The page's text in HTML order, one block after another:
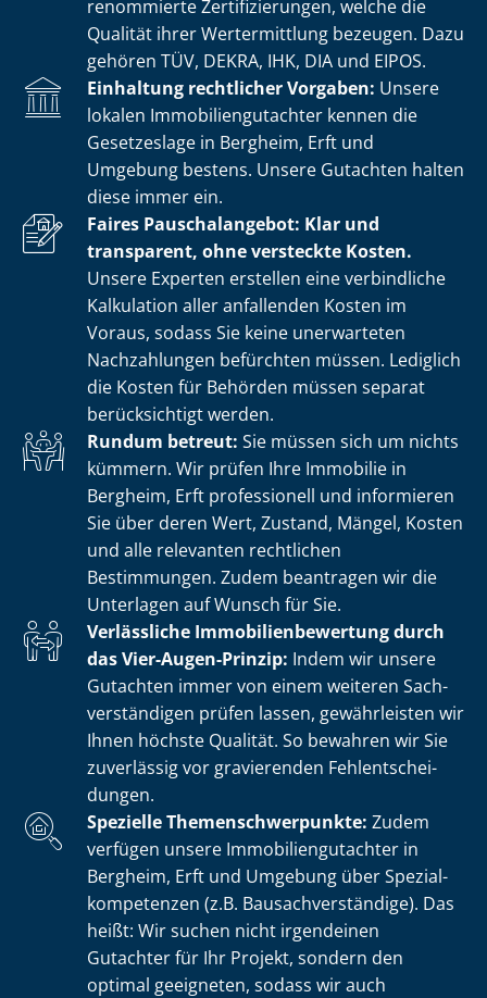
renommierte Zer­ti­fi­zie­run­gen, welche die
Qualität ihrer Wertermittlung bezeugen. Dazu
gehören TÜV, DEKRA, IHK, DIA und EIPOS.
Einhaltung rechtlicher Vorgaben: Unsere
lokalen Im­mo­bi­li­en­gut­ach­ter kennen die
Gesetzeslage in Bergheim, Erft und
Umgebung bestens. Unsere Gutachten halten
diese immer ein.
Faires Pauschalangebot: Klar und
transparent, ohne versteckte Kosten.
Unsere Experten erstellen eine verbindliche
Kalkulation aller anfallenden Kosten im
Voraus, sodass Sie keine unerwarteten
Nachzahlungen befürchten müssen. Lediglich
die Kosten für Behörden müssen separat
berücksichtigt werden.
Rundum betreut: Sie müssen sich um nichts
kümmern. Wir prüfen Ihre Immobilie in
Bergheim, Erft professionell und informieren
Sie über deren Wert, Zustand, Mängel, Kosten
und alle relevanten rechtlichen
Bestimmungen. Zudem beantragen wir die
Unterlagen auf Wunsch für Sie.
Verlässliche Im­mo­bi­li­en­be­wer­tung durch
das Vier-Augen-Prinzip: Indem wir unsere
Gutachten immer von einem weiteren Sach­
ver­stän­di­gen prüfen lassen, gewährleisten wir
Ihnen höchste Qualität. So bewahren wir Sie
zuverlässig vor gravierenden Fehl­ent­schei­
dun­gen.
Spezielle The­men­schwer­punk­te: Zudem
verfügen unsere Im­mo­bi­li­en­gut­ach­ter in
Bergheim, Erft und Umgebung über Spe­zi­al­
kom­pe­ten­zen (z.B. Bau­sach­ver­stän­di­ge). Das
heißt: Wir suchen nicht irgendeinen
Gutachter für Ihr Projekt, sondern den
optimal geeigneten, sodass wir auch